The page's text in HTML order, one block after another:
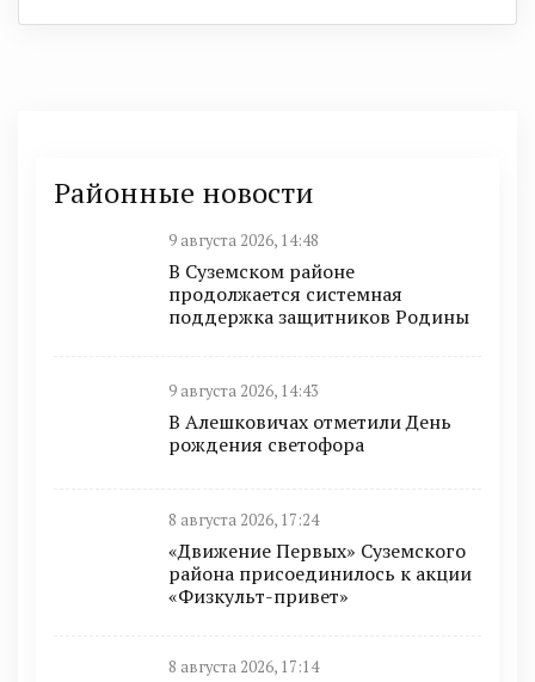
Районные новости
9 августа 2026, 14:48
В Суземском районе
продолжается системная
поддержка защитников Родины
9 августа 2026, 14:43
В Алешковичах отметили День
рождения светофора
8 августа 2026, 17:24
«Движение Первых» Суземского
района присоединилось к акции
«Физкульт-привет»
8 августа 2026, 17:14